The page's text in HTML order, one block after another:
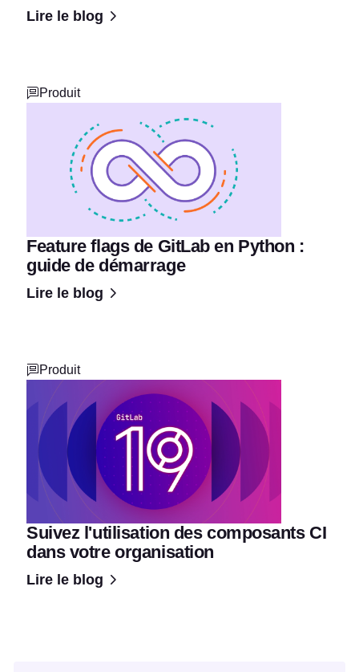
Lire le blog
Produit
Feature flags de GitLab en Python :
guide de démarrage
Lire le blog
Produit
Suivez l'utilisation des composants CI
dans votre organisation
Lire le blog